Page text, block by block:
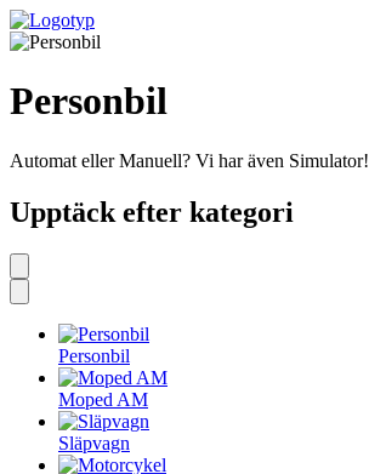
Personbil
Automat eller Manuell? Vi har även Simulator!
Upptäck efter kategori
Personbil
Moped AM
Släpvagn